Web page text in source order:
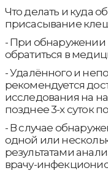
Что делать и куда
присасывание
- При обнаружении
обратиться в
- Удалённого и
рекомендуется
исследования на
позднее 3-х суток
- В случае
одной или
результатами
врачу-